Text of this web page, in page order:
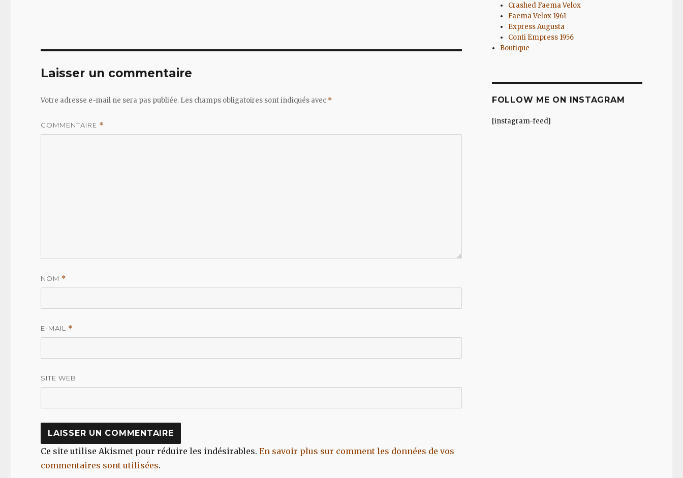
Laisser un commentaire
Votre adresse e-mail ne sera pas publiée. Les champs obligatoires sont indiqués avec *
COMMENTAIRE *
NOM *
E-MAIL *
SITE WEB
Ce site utilise Akismet pour réduire les indésirables.En savoir plus sur comment les données de vos
commentaires sont utilisées.
Crashed Faema Velox
Faema Velox 1961
Express Augusta
Conti Empress 1956
Boutique
FOLLOW ME ON INSTAGRAM
[instagram-feed]